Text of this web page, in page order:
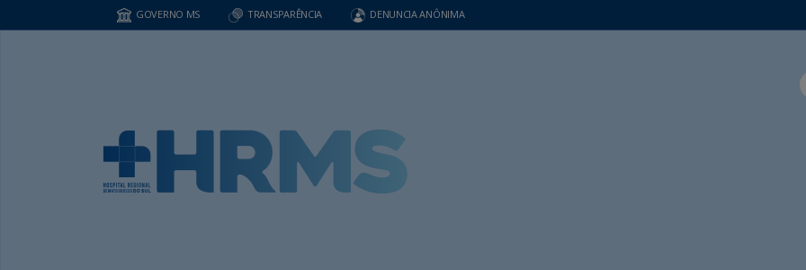
GOVERNO MS TRANSPARÊNCIA DENUNCIA ANÔNIMA